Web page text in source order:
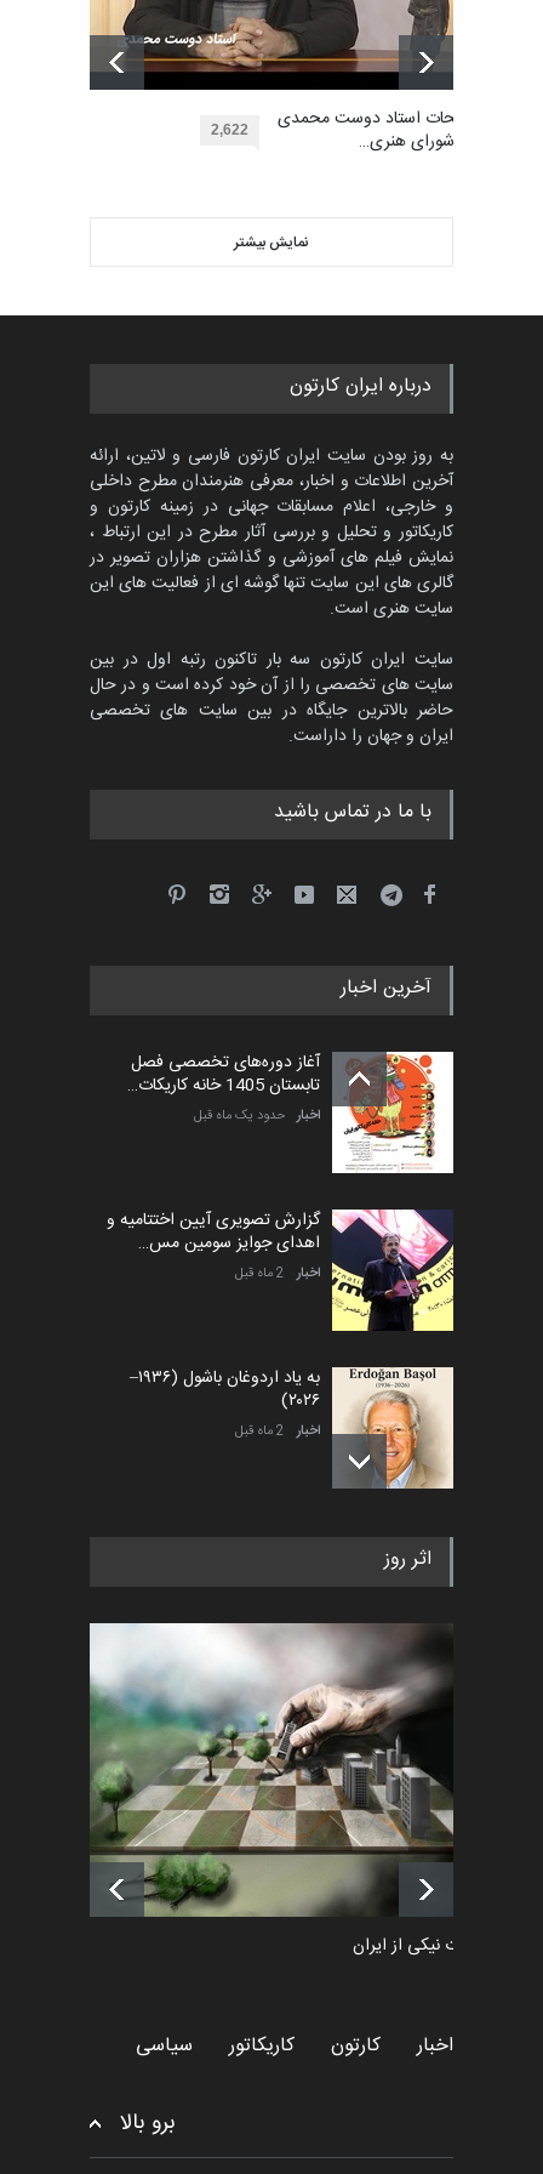
اولین مسابقۀ بین‌المللی کارتون
کتابخانۀ ممتا…
مهلت
دوغان، ترکیه،…
پنجمین مسابقۀ بین‌المللی
کارتون CARTUNION ، …
مسابقۀ بین‌المللی کارتون و
کاریکاتور «البغلی…
مهلت 3 ماه دیگر
جشنواره بین‌المللی کارتون
مدارس پرتغال، ۲۰۲۷
مهلت
مهلت
مهلت 5 روز دیگر
بهترین آثار کارتون جهان بخش -
453
گالری یک روز قبل
توضیحات استاد دوست محمدی
عضو شورای هنری… 2,622
نمایش بیشتر
درباره ایران کارتون
به روز بودن سایت ایران کارتون فارسی و لاتین، ارائه
آخرین اطلاعات و اخبار، معرفی هنرمندان مطرح داخلی
و خارجی، اعلام مسابقات جهانی در زمینه کارتون و
کاریکاتور و تحلیل و بررسی آثار مطرح در این ارتباط ،
نمایش فیلم های آموزشی و گذاشتن هزاران تصویر در
گالری های این سایت تنها گوشه ای از فعالیت های این
سایت هنری است.
سایت ایران کارتون سه بار تاکنون رتبه اول در بین
سایت های تخصصی را از آن خود کرده است و در حال
حاضر بالاترین جایگاه در بین سایت های تخصصی
ایران و جهان را داراست.
با ما در تماس باشید
آخرین اخبار
آغاز دوره‌های تخصصی فصل
تابستان 1405 خانه کاریکات…
اخبار حدود یک ماه قبل
گزارش تصویری آیین اختتامیه و
اهدای جوایز سومین مس…
اخبار 2 ماه قبل
به یاد اردوغان باشول (۱۹۳۶–
۲۰۲۶)
اخبار 2 ماه قبل
رویداد کارگاهی کارتون و پوستر
اخبار 6 ماه قبل
فراخوان رویداد کارگاهی کارتون و
پوستر "ایران سربل…
اخبار 6 ماه قبل
لیست شرکت کنندگان یازدهمین
جشنواره بین‌المللی کا…
اخبار یک روز قبل
اثر روز
طراوت نیکی از ایران
اخبار کارتون کاریکاتور سیاسی
برو بالا